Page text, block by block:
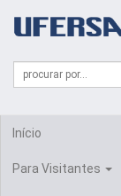
portal
UFERSA
Formulário
Busca
Campo
de
Início
Para Visitantes